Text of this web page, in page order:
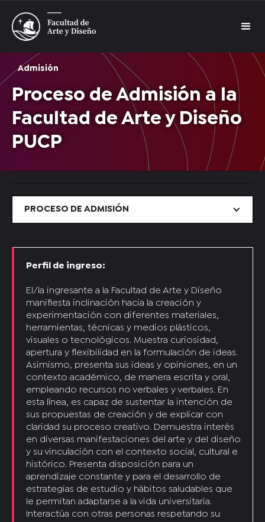
Admisión
Proceso de Admisión a la
Facultad de Arte y Diseño
PUCP
Perfil de ingreso:
El/la ingresante a la Facultad de Arte y Diseño
manifiesta inclinación hacia la creación y
experimentación con diferentes materiales,
herramientas, técnicas y medios plásticos,
visuales o tecnológicos. Muestra curiosidad,
apertura y flexibilidad en la formulación de ideas.
Asimismo, presenta sus ideas y opiniones, en un
contexto académico, de manera escrita y oral,
empleando recursos no verbales y verbales. En
esta línea, es capaz de sustentar la intención de
sus propuestas de creación y de explicar con
claridad su proceso creativo. Demuestra interés
en diversas manifestaciones del arte y del diseño
y su vinculación con el contexto social, cultural e
histórico. Presenta disposición para un
aprendizaje constante y para el desarrollo de
estrategias de estudio y hábitos saludables que
le permitan adaptarse a la vida universitaria.
Interactúa con otras personas respetando su
PROCESO DE ADMISIÓN